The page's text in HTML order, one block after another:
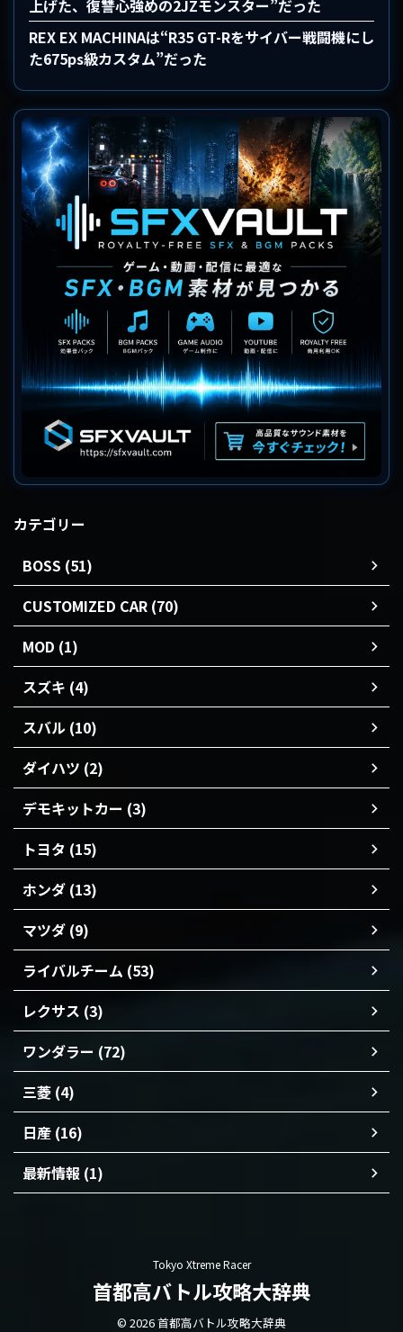
上げた、復讐心強めの2JZモンスター”だった
REX EX MACHINAは“R35 GT-Rをサイバー戦闘機にし
た675ps級カスタム”だった
カテゴリー
BOSS (51)
CUSTOMIZED CAR (70)
MOD (1)
スズキ (4)
スバル (10)
ダイハツ (2)
デモキットカー (3)
トヨタ (15)
ホンダ (13)
マツダ (9)
ライバルチーム (53)
レクサス (3)
ワンダラー (72)
三菱 (4)
日産 (16)
最新情報 (1)
Tokyo Xtreme Racer
首都高バトル攻略大辞典
© 2026 首都高バトル攻略大辞典